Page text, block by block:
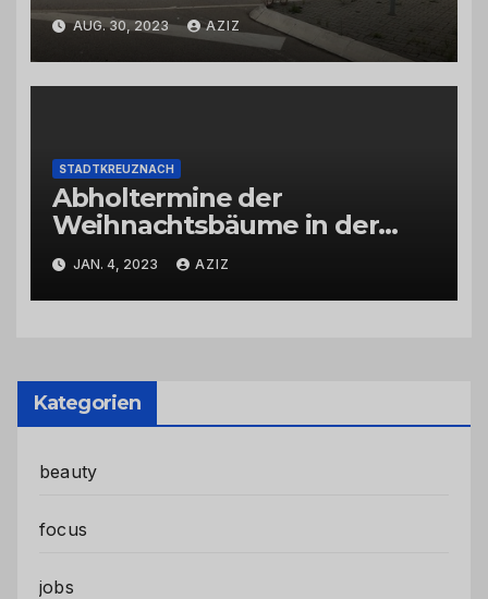
AUG. 30, 2023 AZIZ
STADTKREUZNACH
Abholtermine der
Weihnachtsbäume in der
Kernstadt und in den
Stadtteilen
JAN. 4, 2023 AZIZ
Kategorien
beauty
focus
jobs